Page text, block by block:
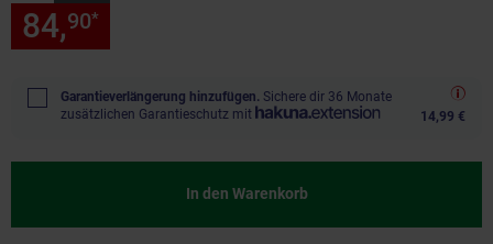
84,90*
Garantieverlängerung hinzufügen. Sichere dir 36 Monate
zusätzlichen Garantieschutz mit
14,99 €
In den Warenkorb